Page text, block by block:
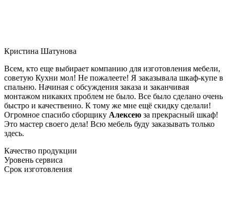
Кристина Шатунова
Всем, кто еще выбирает компанию для изготовления мебели,
советую Кухни мол! Не пожалеете! Я заказывала шкаф-купе в
спальню. Начиная с обсуждения заказа и заканчивая
монтажом никаких проблем не было. Все было сделано очень
быстро и качественно. К тому же мне ещё скидку сделали!
Огромное спасибо сборщику Алексею за прекрасный шкаф!
Это мастер своего дела! Всю мебель буду заказывать только
здесь.
Качество продукции
Уровень сервиса
Срок изготовления